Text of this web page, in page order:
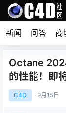
新闻 问答 商
Octane
的性能！即
C4D 9月 15日